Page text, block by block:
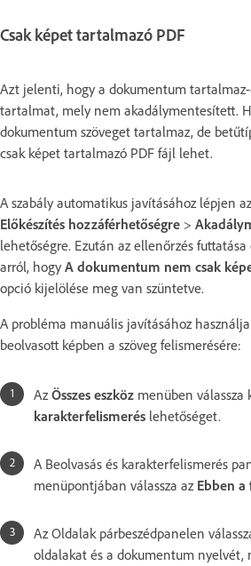
Csak képet tartalmazó PDF
Azt jelenti, hogy a dokumentum tartalmaz-
tartalmat, mely nem akadálymentesített.
dokumentum szöveget tartalmaz, de
csak képet tartalmazó PDF fájl lehet.
A szabály automatikus javításához lépjen
Előkészítés hozzáférhetőségre >
lehetőségre. Ezután az ellenőrzés
arról, hogy A dokumentum nem csak
opció kijelölése meg van szüntetve.
A probléma manuális javításához
beolvasott képben a szöveg felismerésére:
AzÖsszes eszköz menüben válassza
karakterfelismerés lehetőséget.
A Beolvasás és karakterfelismerés
menüpontjában válassza az Ebben a
Az Oldalak párbeszédpanelen
oldalakat és a dokumentum nyelvét,